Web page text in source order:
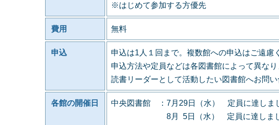
※はじめて参加する方優先
費用 無料
申込
申込は1人１回まで。複数館への申込はご遠慮
申込方法や定員などは各図書館によって異なり
読書リーダーとして活動したい図書館へお問い
各館の開催日
中央図書館 ：7月29日（水） 定員に達しま
8月 5日（水） 定員に達しまし